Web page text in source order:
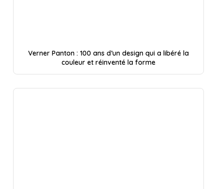
Verner Panton : 100 ans d’un design qui a libéré la
couleur et réinventé la forme